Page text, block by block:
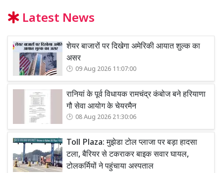
Latest News
शेयर बाजारों पर दिखेगा अमेरिकी आयात शुल्क का
असर
09 Aug 2026 11:07:00
रानियां के पूर्व विधायक रामचंद्र कंबोज बने हरियाणा
गौ सेवा आयोग के चेयरमैन
08 Aug 2026 21:30:06
Toll Plaza: मुझेडा टोल प्लाजा पर बड़ा हादसा
टला, बैरियर से टकराकर बाइक सवार घायल,
टोलकर्मियों ने पहुंचाया अस्पताल